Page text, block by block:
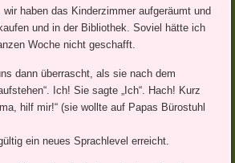
haben das Kinderzimmer aufgeräumt und
und in der Bibliothek. Soviel hätte ich
Woche nicht geschafft.
dann überrascht, als sie nach dem
Ich! Sie sagte „Ich“. Hach! Kurz
hilf mir!“ (sie wollte auf Papas Bürostuhl
ein neues Sprachlevel erreicht.